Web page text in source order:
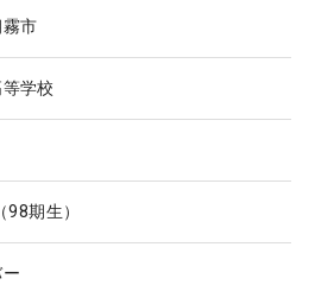
市
学校
期生）
ー